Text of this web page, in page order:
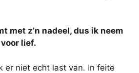
met z’n nadeel, dus ik neem
lief.
er niet echt last van. In feite